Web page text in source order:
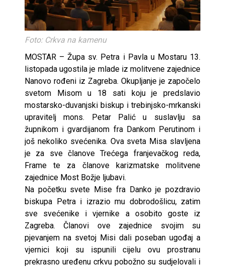
Foto: Crkva na kamenu
MOSTAR – Župa sv. Petra i Pavla u Mostaru 13.
listopada ugostila je mlade iz molitvene zajednice
Nanovo rođeni iz Zagreba. Okupljanje je započelo
svetom Misom u 18 sati koju je predslavio
mostarsko-duvanjski biskup i trebinjsko-mrkanski
upravitelj mons. Petar Palić u suslavlju sa
župnikom i gvardijanom fra Dankom Perutinom i
još nekoliko svećenika. Ova sveta Misa slavljena
je za sve članove Trećega franjevačkog reda,
Frame te za članove karizmatske molitvene
zajednice Most Božje ljubavi.
Na početku svete Mise fra Danko je pozdravio
biskupa Petra i izrazio mu dobrodošlicu, zatim
sve svećenike i vjernike a osobito goste iz
Zagreba. Članovi ove zajednice svojim su
pjevanjem na svetoj Misi dali poseban ugođaj a
vjernici koji su ispunili cijelu ovu prostranu
prekrasno uređenu crkvu pobožno su sudjelovali i